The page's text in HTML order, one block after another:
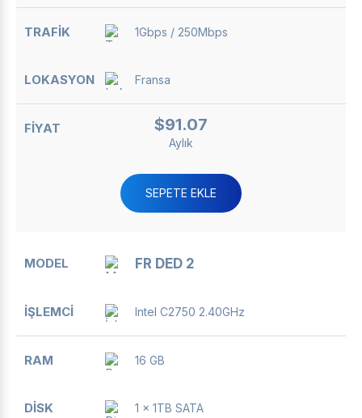
1Gbps / 250Mbps
Fransa
$91.07
Aylık
SEPETE EKLE
FR DED 2
Intel C2750 2.40GHz
16 GB
1 x 1TB SATA